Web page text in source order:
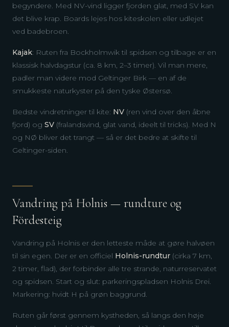
begyndere. Med NV-vind ligger fjorden glat, med SV kan
det blive krap. Boards lejes hos kiteskolen eller udlejet
ved badebroen.
Kajak: Ruten fra Bockholmwik til spidsen og tilbage er en
klassisk halvdagstur (ca. 8 km, 2–3 timer). Vil man mere,
padler man videre mod Geltinger Birk — en af de
smukkeste naturkyster på den tyske Østersø.
Bedste vindretninger til kite: NV (ren vind over den åbne
fjord) og SV (fralandsvind, glat vand, ideelt til tricks). Med N
og NØ bliver det trangt — så er det bedre at skifte til
Geltinger-siden.
Vandring på Holnis — rundture og
Fördesteig
Vandring på Holnis er den letteste måde at gøre halvøen
til sin egen. Der er en officiel Holnis-rundtur (cirka 7 km,
2 timer, flad), der forbinder alle tre strande, naturreservatet
og spidsen. Start og slut: parkeringspladsen Holnis Drei.
Markering: hvidt H på grøn baggrund.
Ruten går først gennem kystheden, så langs den høje